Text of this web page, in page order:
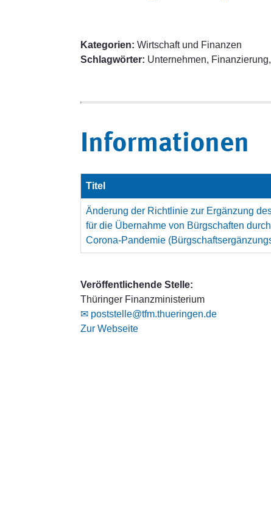
Kategorien: Wirtschaft und Finanzen
Schlagwörter: Unternehmen,
Informationen
Titel
Änderung der Richtlinie zur Ergänzung
für die Übernahme von Bürgschaften
Corona-Pandemie
Veröffentlichende Stelle:
Thüringer Finanzministerium
✉ poststelle@tfm.thueringen.de
Zur Webseite